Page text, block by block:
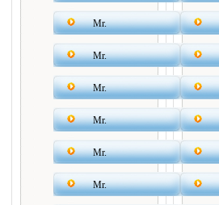
Mr.
Mr.
Mr.
Mr.
Mr.
Mr.